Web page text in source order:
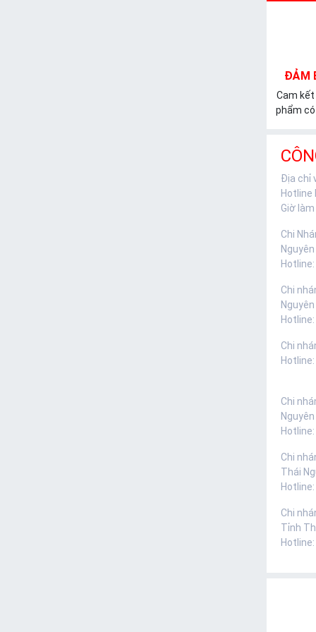
ĐẢM
Cam
phẩm
Địa chỉ
Hotline
Giờ
Chi
Nguyên
Hotline:
Chi
Nguyên
Hotline:
Chi
Hotline:
Chi
Nguyên
Hotline:
Chi
Thái
Hotline:
Chi
Tỉnh
Hotline: